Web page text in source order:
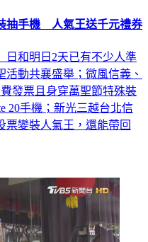
抽手機 人氣王送千元禮券
日和明日2天已有不少人準
動共襄盛舉；微風信義、
發票且身穿萬聖節特殊裝
20手機；新光三越台北信
票變裝人氣王，還能帶回